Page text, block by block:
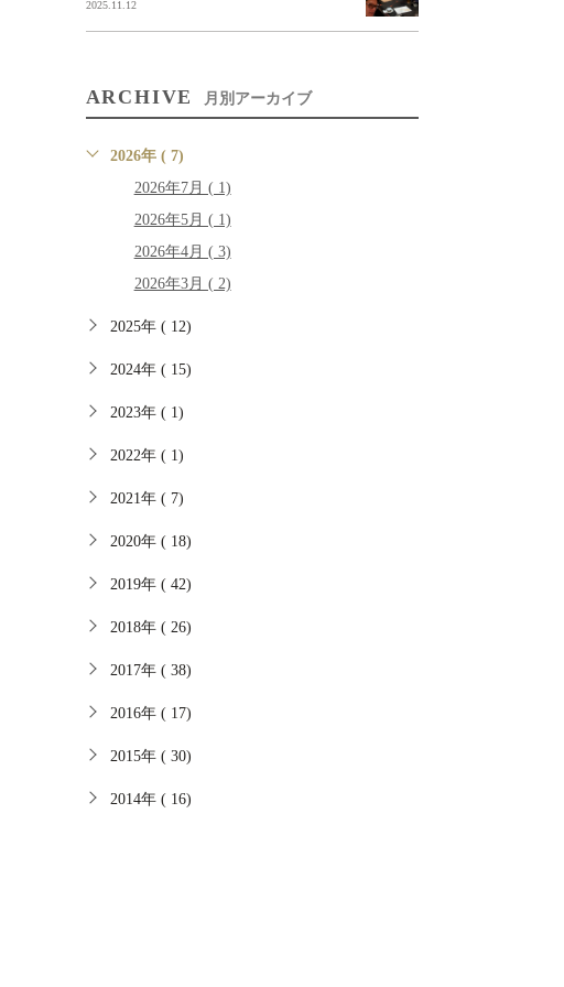
2025.11.12
ARCHIVE 月別アーカイブ
2026年 ( 7)
2026年7月 ( 1)
2026年5月 ( 1)
2026年4月 ( 3)
2026年3月 ( 2)
2025年 ( 12)
2024年 ( 15)
2023年 ( 1)
2022年 ( 1)
2021年 ( 7)
2020年 ( 18)
2019年 ( 42)
2018年 ( 26)
2017年 ( 38)
2016年 ( 17)
2015年 ( 30)
2014年 ( 16)